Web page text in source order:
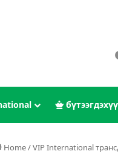
Home/VIP International